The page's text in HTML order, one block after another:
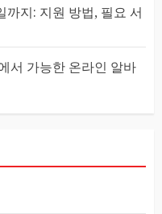
지: 지원 방법, 필요 서
서 가능한 온라인 알바